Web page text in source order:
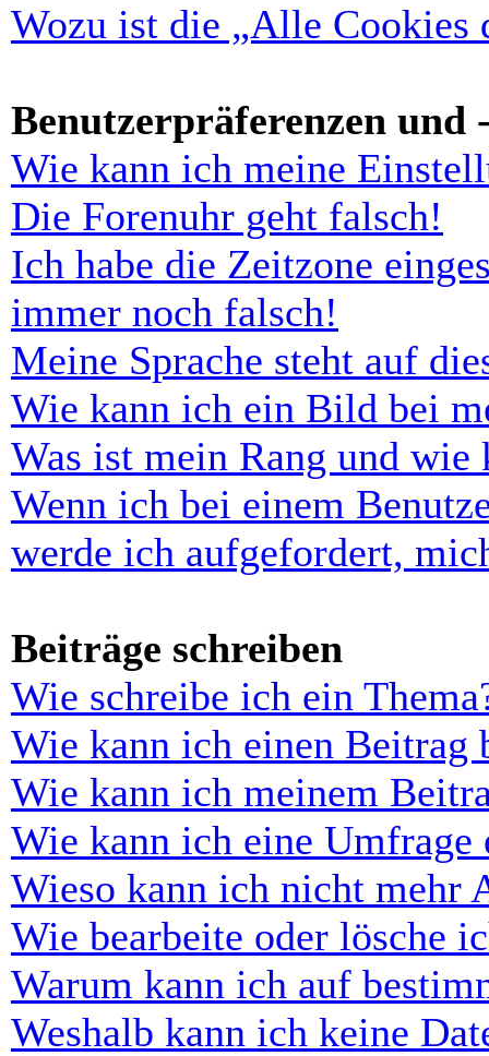
Wozu ist die „Alle Cookies
Benutzerpräferenzen und
Wie kann ich meine
Die Forenuhr geht falsch!
Ich habe die Zeitzone
immer noch falsch!
Meine Sprache steht auf
Wie kann ich ein Bild bei
Was ist mein Rang und wie
Wenn ich bei einem
werde ich aufgefordert,
Beiträge schreiben
Wie schreibe ich ein
Wie kann ich einen Beitrag
Wie kann ich meinem
Wie kann ich eine Umfrage
Wieso kann ich nicht mehr
Wie bearbeite oder lösche
Warum kann ich auf
Weshalb kann ich keine